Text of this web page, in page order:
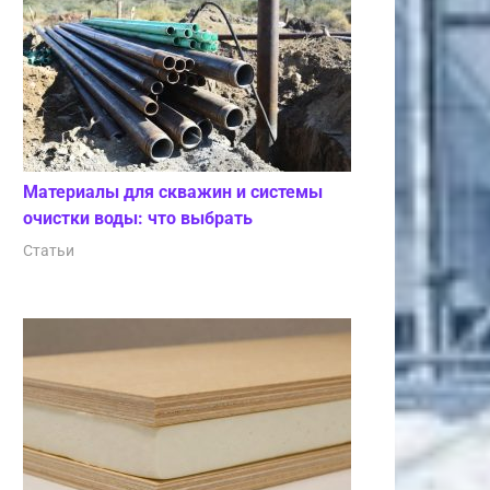
Материалы для скважин и системы
очистки воды: что выбрать
Статьи